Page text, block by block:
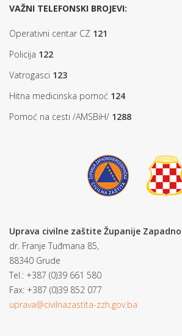
VAŽNI TELEFONSKI BROJEVI:
Operativni centar CZ 121
Policija 122
Vatrogasci 123
Hitna medicinska pomoć 124
Pomoć na cesti /AMSBiH/ 1288
Uprava civilne zaštite Županije
dr. Franje Tuđmana 85,
88340 Grude
Tel.: +387 (0)39 661 580
Fax: +387 (0)39 852 077
uprava@civilnazastita-zzh.gov.ba